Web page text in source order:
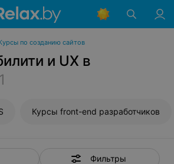
по созданию сайтов
и UX в
1
Курсы front-end разработчиков
Фильтры